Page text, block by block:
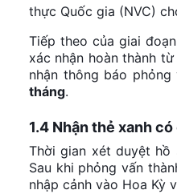
thực Quốc gia (NVC)
Tiếp theo của giai
xác nhận hoàn thành
nhận thông báo
tháng.
1.4 Nhận thẻ xanh
Thời gian xét duyệt
Sau khi phỏng vấn
nhập cảnh vào Hoa Kỳ